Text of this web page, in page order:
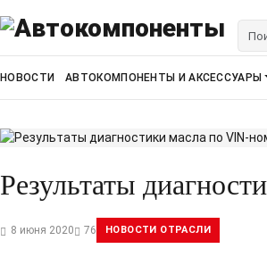
НОВОСТИ АВТОКОМПОНЕНТЫ И АКСЕССУАРЫ
Результаты
8 июня 2020 76 НОВОСТИ ОТРАСЛИ